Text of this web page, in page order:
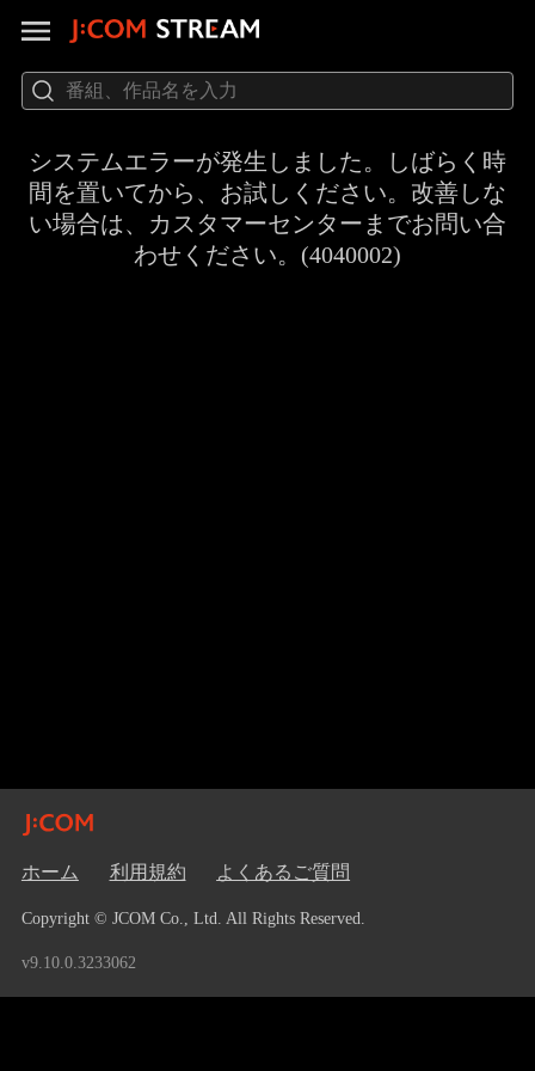
システムエラーが発生しました。しばらく時
間を置いてから、お試しください。改善しな
い場合は、カスタマーセンターまでお問い合
わせください。(4040002)
ホーム 利用規約 よくあるご質問
Copyright © JCOM Co., Ltd. All Rights Reserved.
v9.10.0.3233062